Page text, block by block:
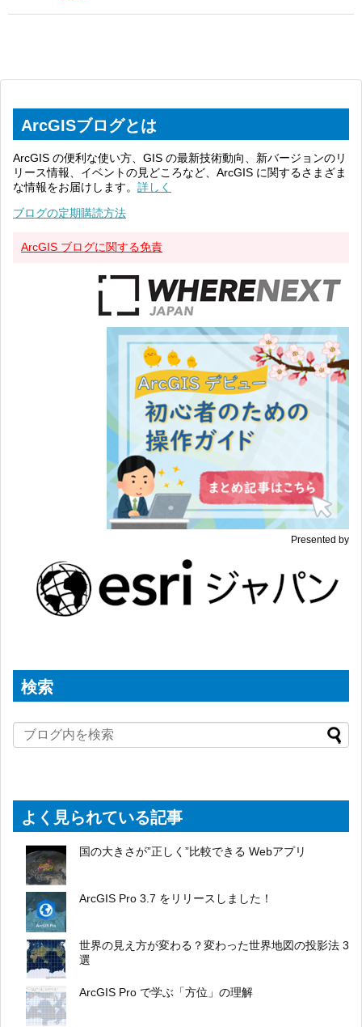
ArcGISブログとは
ArcGIS の便利な使い方、GIS の最新技術動向、新バージョンのリ
リース情報、イベントの見どころなど、ArcGIS に関するさまざま
な情報をお届けします。 詳しく
ブログの定期購読方法
ArcGIS ブログに関する免責
Presented by
検索
よく見られている記事
国の大きさが”正しく”比較できる Webアプリ
ArcGIS Pro 3.7 をリリースしました！
世界の見え方が変わる？変わった世界地図の投影法 3
選
ArcGIS Pro で学ぶ「方位」の理解